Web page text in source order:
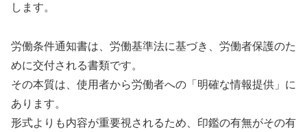
します。
労働条件通知書は、労働基準法に基づき、労働者保護のた
めに交付される書類です。
その本質は、使用者から労働者への「明確な情報提供」に
あります。
形式よりも内容が重要視されるため、印鑑の有無がその有